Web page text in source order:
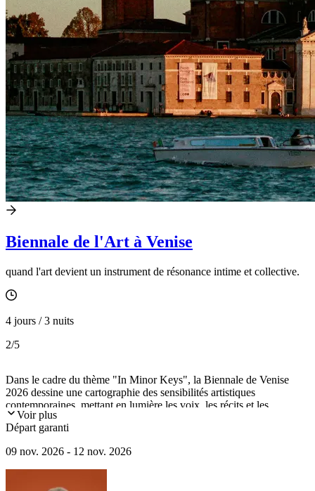
Biennale de l'Art à Venise
quand l'art devient un instrument de résonance intime et collective.
4 jours / 3 nuits
2/5
Dans le cadre du thème "In Minor Keys", la Biennale de Venise
2026 dessine une cartographie des sensibilités artistiques
contemporaines, mettant en lumière les voix, les récits et les
pratiques souvent en marge du monde de l’art.
Voir plus
Départ garanti
09 nov. 2026 - 12 nov. 2026